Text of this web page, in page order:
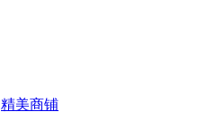
精美商铺